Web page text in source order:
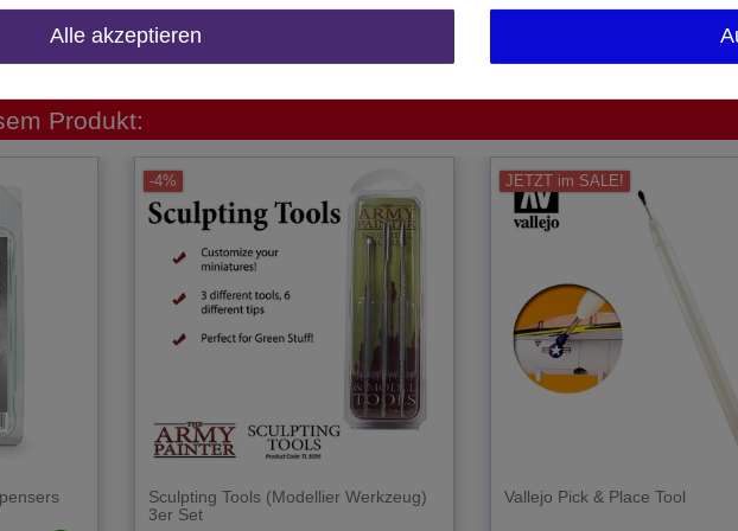
Spanien
Produkt:
-4%
Sculpting Tools (Modellier Werkzeug)
3er Set
JETZT im SALE!
Vallejo Pick & Place Tool
Alle akzeptieren